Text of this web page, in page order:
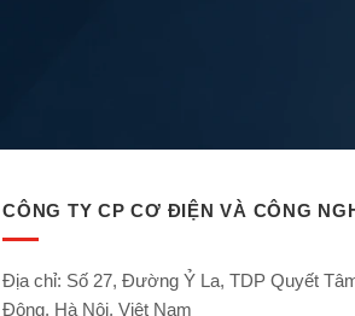
CÔNG TY CP CƠ ĐIỆN VÀ CÔNG
Địa chỉ: Số 27, Đường Ỷ La, TDP Quyết
Đông, Hà Nội, Việt Nam